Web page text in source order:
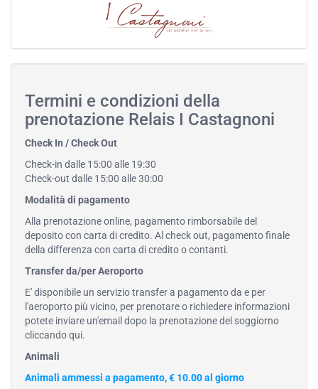
Termini e condizioni della
prenotazione Relais I Castagnoni
Check In / Check Out
Check-in dalle 15:00 alle 19:30
Check-out dalle 15:00 alle 30:00
Modalità di pagamento
Alla prenotazione online, pagamento rimborsabile del
deposito con carta di credito. Al check out, pagamento finale
della differenza con carta di credito o contanti.
Transfer da/per Aeroporto
E' disponibile un servizio transfer a pagamento da e per
l'aeroporto più vicino, per prenotare o richiedere informazioni
potete inviare un'email dopo la prenotazione del soggiorno
cliccando qui.
Animali
Animali ammessi a pagamento, € 10.00 al giorno